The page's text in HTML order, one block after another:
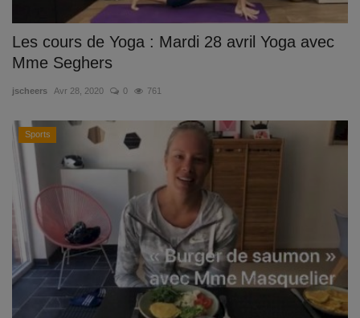
Les cours de Yoga : Mardi 28 avril Yoga avec
Mme Seghers
jscheers Avr 28, 2020 0 761
Sports